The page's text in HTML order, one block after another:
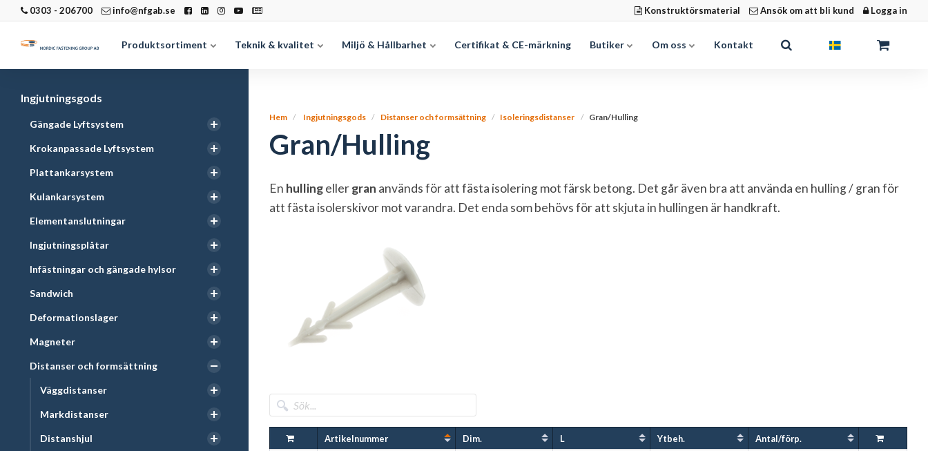
0303 - 206700 info@nfgab.se Konstruktörsmaterial Ansök om att bli kund Logga in
Produktsortiment Teknik & kvalitet Miljö & Hållbarhet Certifikat & CE-märkning Butiker Om oss Kontakt
Ingjutningsgods
Gängade Lyftsystem
Krokanpassade Lyftsystem
Plattankarsystem
Kulankarsystem
Elementanslutningar
Ingjutningsplåtar
Infästningar och gängade hylsor
Sandwich
Deformationslager
Magneter
Distanser och formsättning
Väggdistanser
Markdistanser
Distanshjul
Hem Ingjutningsgods Distanser och formsättning Isoleringsdistanser Gran/Hulling
Gran/Hulling
En hullingellergran används för att fästa isolering mot färsk betong. Det går även bra att använda en hulling / gran för
att fästa isolerskivor mot varandra. Det enda som behövs för att skjuta in hullingen är handkraft.
Artikelnummer Dim. L Ytbeh. Antal/förp.